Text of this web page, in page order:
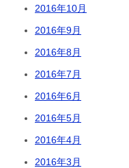
2016年10月
2016年9月
2016年8月
2016年7月
2016年6月
2016年5月
2016年4月
2016年3月